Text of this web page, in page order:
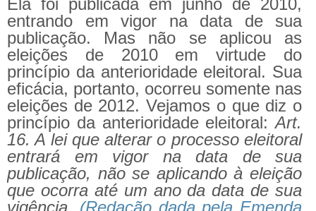
entrando em vigor na data de sua
publicação. Mas não se aplicou as
eleições de 2010 em virtude do
princípio da anterioridade eleitoral. Sua
eficácia, portanto, ocorreu somente nas
eleições de 2012. Vejamos o que diz o
princípio da anterioridade eleitoral:Art.
16. A lei que alterar o processo eleitoral
entrará em vigor na data de sua
publicação, não se aplicando à eleição
que ocorra até um ano da data de sua
vigência. (Redação dada pela Emenda